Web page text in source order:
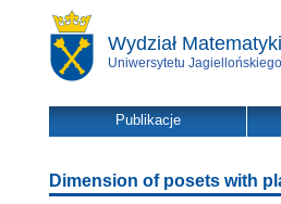
Wydział
Uniwersytetu Jagiellońskiego
Publikacje
Dimension of posets with